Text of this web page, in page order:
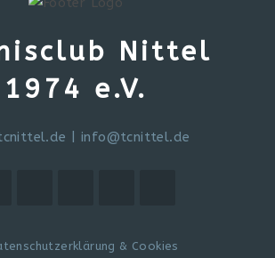
Nittel
1974 e.V.
info@tcnittel.de
& Cookies